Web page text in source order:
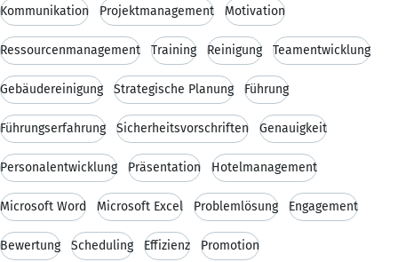
Kommunikation Projektmanagement Motivation
Ressourcenmanagement Training Reinigung Teamentwicklung
Gebäudereinigung Strategische Planung Führung
Führungserfahrung Sicherheitsvorschriften Genauigkeit
Personalentwicklung Präsentation Hotelmanagement
Microsoft Word Microsoft Excel Problemlösung Engagement
Bewertung Scheduling Effizienz Promotion